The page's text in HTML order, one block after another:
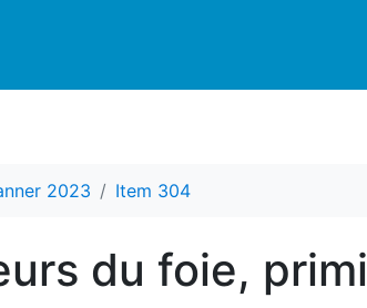
2023 Item 304
du foie,